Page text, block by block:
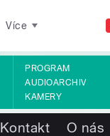
Více
PROGRAM
AUDIOARCHIV
KAMERY
Kontakt O nás